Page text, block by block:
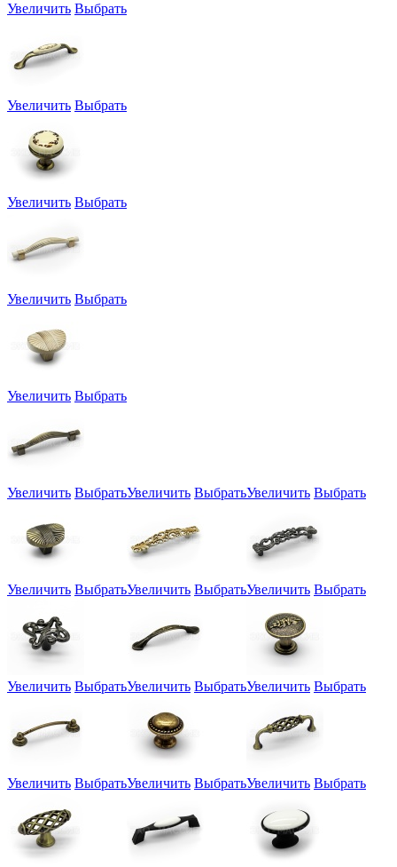
Увеличить Выбрать
Увеличить Выбрать
Увеличить Выбрать
Увеличить Выбрать
Увеличить Выбрать
Увеличить ВыбратьУвеличить ВыбратьУвеличить Выбрать
Увеличить ВыбратьУвеличить ВыбратьУвеличить Выбрать
Увеличить ВыбратьУвеличить ВыбратьУвеличить Выбрать
Увеличить ВыбратьУвеличить ВыбратьУвеличить Выбрать